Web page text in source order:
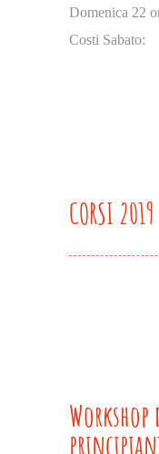
Domenica 22
Costi Sabato:
CORSI